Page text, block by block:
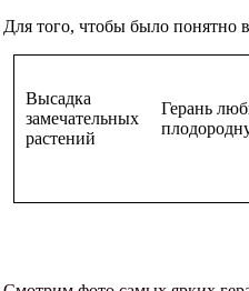
Для того, чтобы было понятно
Высадка
замечательных
растений
Герань